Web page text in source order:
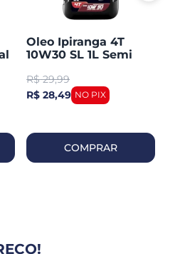
Oleo Ipiranga 4T
10W30 SL 1L Semi
R$ 29,99
R$ 28,49
COMPRAR